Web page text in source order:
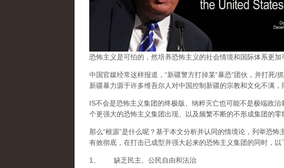
恐怖主义是可怕的，然培养恐怖主义的社会情境和国际体系更加
中国官媒经常这样报道，“新疆警方打掉某“暴恐”团伙，并打死/
新疆暴力源于许多维吾尔人对中国控制新疆的宗教和文化不满，
IS不会是恐怖主义集团的终极版、纳粹灭亡也可能不是极端政
个更强大的恐怖主义集团出现、以及频繁不断的不形成集团的零
那么“根源”是什么呢？基于本文分析并认同的情境论 ，列举恐怖
有效彻底，在打击已成型并强大起来的恐怖主义集团的同时，以
1、 缺乏民主、公民自由和法治